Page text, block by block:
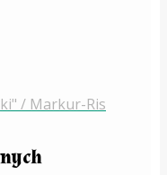
/ Markur-Ris